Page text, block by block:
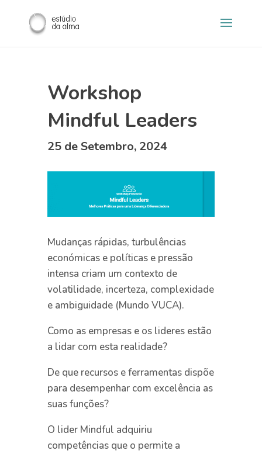
Workshop
Mindful Leaders
25 de Setembro, 2024
Mudanças rápidas, turbulências
económicas e políticas e pressão
intensa criam um contexto de
volatilidade, incerteza, complexidade
e ambiguidade (Mundo VUCA).
Como as empresas e os lideres estão
a lidar com esta realidade?
De que recursos e ferramentas dispõe
para desempenhar com excelência as
suas funções?
O lider Mindful adquiriu
competências que o permite a